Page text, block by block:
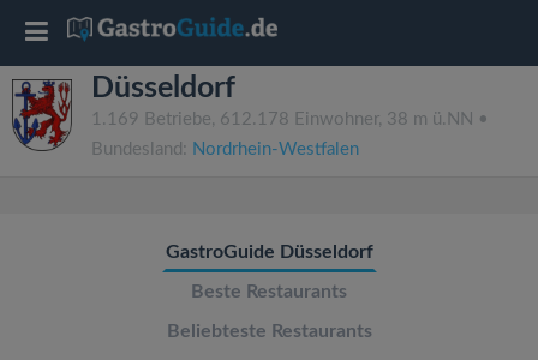
Düsseldorf
1.169 Betriebe, 612.178 Einwohner, 38 m ü.NN •
Bundesland: Nordrhein-Westfalen
GastroGuide Düsseldorf
Beste Restaurants
Beliebteste Restaurants
T
o
g